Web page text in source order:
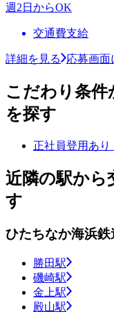
週2日からOK
交通費支給
詳細を見る 応募画面
こだわり条件
を探す
正社員登用あり
近隣の駅から
す
ひたちなか海浜鉄
勝田駅
磯崎駅
金上駅
殿山駅